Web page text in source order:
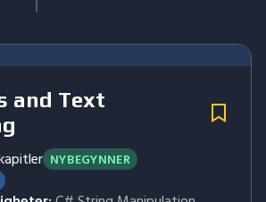
and Text
NYBEGYNNER